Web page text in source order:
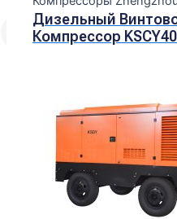
Дизельный
Компрессор